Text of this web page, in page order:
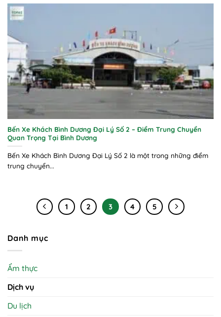
Bến Xe Khách Bình Dương Đại Lý Số 2 – Điểm Trung Chuyển
Quan Trọng Tại Bình Dương
Bến Xe Khách Bình Dương Đại Lý Số 2 là một trong những điểm
trung chuyển...
1 2 3 4 5
Danh mục
Ẩm thực
Dịch vụ
Du lịch